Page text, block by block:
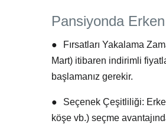
Pansiyonda
● Fırsatları Yakalama
Mart) itibaren indirimli
başlamanız gerekir.
● Seçenek Çeşitliliği:
köşe vb.) seçme